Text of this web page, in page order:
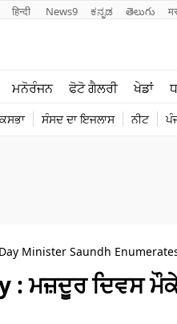
हिन्दी News9 ಕನ್ನಡ తెలుగు
ਮਨੋਰੰਜਨ ਫੋਟੋ ਗੈਲਰੀ ਖੇਡਾਂ
ਸੰਸਦ ਦਾ ਇਜਲਾਸ ਨੀਟ
ਪੰਜਾਬ
Minister Saundh
ਮਜ਼ਦੂਰ ਦਿਵਸ